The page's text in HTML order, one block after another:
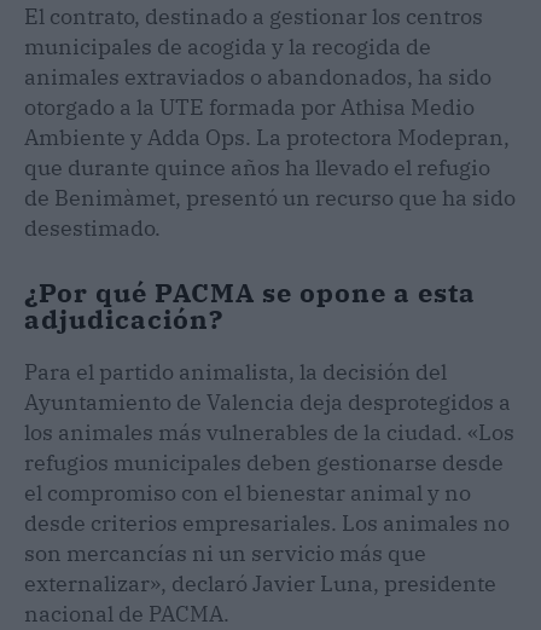
El contrato, destinado a gestionar los centros
municipales de acogida y la recogida de
animales extraviados o abandonados, ha sido
otorgado a la UTE formada por Athisa Medio
Ambiente y Adda Ops. La protectora Modepran,
que durante quince años ha llevado el refugio
de Benimàmet, presentó un recurso que ha sido
desestimado.
¿Por qué PACMA se opone a esta
adjudicación?
Para el partido animalista, la decisión del
Ayuntamiento de Valencia deja desprotegidos a
los animales más vulnerables de la ciudad. «Los
refugios municipales deben gestionarse desde
el compromiso con el bienestar animal y no
desde criterios empresariales. Los animales no
son mercancías ni un servicio más que
externalizar», declaró Javier Luna, presidente
nacional de PACMA.